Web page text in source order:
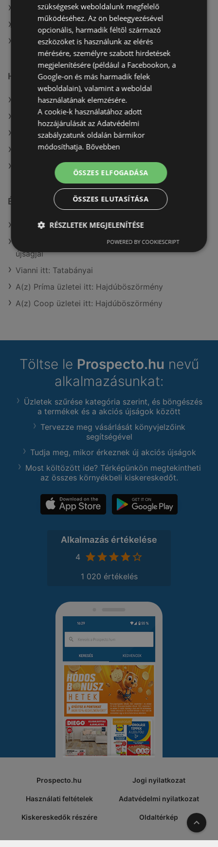
A(z) Ecofamily aktuális akciós újságjai
A(z) Privát aktuális akciós újságjai
A(z) COOP Szolnok Zrt. üzletei itt: Téti
Hasonló kiskereskedők
A(z) Penny-Market Kft. ajánlatai
A(z) Privát max ajánlatai
A(z) Lidl ajánlatai
A(z) G'Roby ajánlatai
A(z) Aldi ajánlatai
Érdeklődésre számot tartó elemek itt:
Media Markt itt: Szombathelyi
A(z) Ecofamily aktuális Hajdúböszörmény akciós
újságjai
Vianni itt: Tatabányai
A(z) Príma üzletei itt: Hajdúböszörmény
A(z) Coop üzletei itt: Hajdúböszörmény
Töltse le Prospecto.hu nevű
alkalmazásunkat:
Üzletek szűrése kategória szerint, és böngészés
a termékek és a akciós újságok között
Tervezze meg vásárlását könyvjelzőink
segítségével
Tudja meg, mikor érkeznek új akciós újságok
Most költözött ide? Térképünkön megtekintheti
az összes környékbeli kiskereskedőt.
Alkalmazás értékelése
4
1 020 értékelés
Prospecto.hu Jogi nyilatkozat
Használati feltételek Adatvédelmi nyilatkozat
Kiskereskedők részére Oldaltérkép A
szükségesek weboldalunk megfelelő
működéséhez. Az ön beleegyezésével
opcionális, harmadik féltől származó
eszközöket is használunk az elérés
mérésére, személyre szabott hirdetések
megjelenítésére (például a Facebookon, a
Google-on és más harmadik felek
weboldalain), valamint a weboldal
használatának elemzésére.
A cookie-k használatához adott
hozzájárulását az Adatvédelmi
szabályzatunk oldalán bármikor
módosíthatja. Bővebben
ÖSSZES ELFOGADÁSA
ÖSSZES ELUTASÍTÁSA
RÉSZLETEK MEGJELENÍTÉSE
POWERED BY COOKIESCRIPT